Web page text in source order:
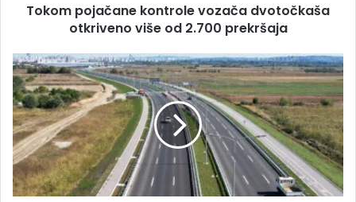
Tokom pojačane kontrole vozača dvotočkaša
otkriveno više od 2.700 prekršaja